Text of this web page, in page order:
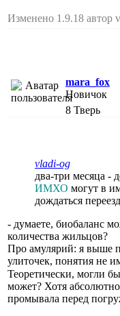
Изменено 1.9.18 автор
mara_fox
Новичок
8 Тверь
vladi-og
два-три месяца -
ИМХО могут в
дождаться
- думаете, биобаланс
количества жильцов?
Про амулярий: я выше
улиточек, понятия не
Теоретически, могли
может? Хотя
промывала перед